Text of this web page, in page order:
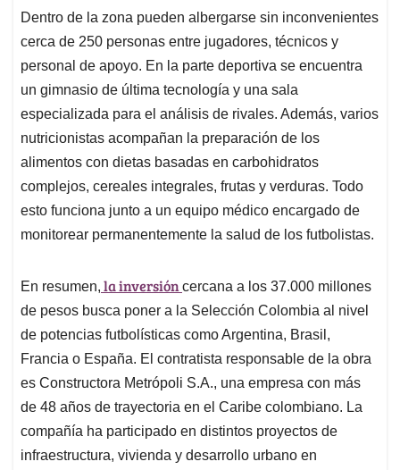
Dentro de la zona pueden albergarse sin inconvenientes
cerca de 250 personas entre jugadores, técnicos y
personal de apoyo. En la parte deportiva se encuentra
un gimnasio de última tecnología y una sala
especializada para el análisis de rivales. Además, varios
nutricionistas acompañan la preparación de los
alimentos con dietas basadas en carbohidratos
complejos, cereales integrales, frutas y verduras. Todo
esto funciona junto a un equipo médico encargado de
monitorear permanentemente la salud de los futbolistas.
En resumen, la inversión cercana a los 37.000 millones
de pesos busca poner a la Selección Colombia al nivel
de potencias futbolísticas como Argentina, Brasil,
Francia o España. El contratista responsable de la obra
es Constructora Metrópoli S.A., una empresa con más
de 48 años de trayectoria en el Caribe colombiano. La
compañía ha participado en distintos proyectos de
infraestructura, vivienda y desarrollo urbano en